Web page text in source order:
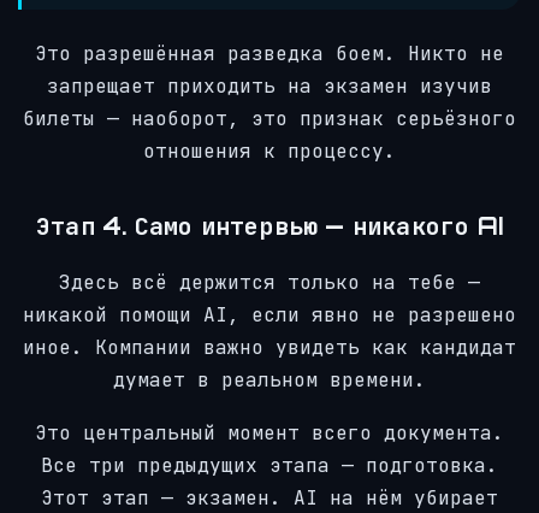
Это разрешённая разведка боем. Никто не
запрещает приходить на экзамен изучив
билеты — наоборот, это признак серьёзного
отношения к процессу.
Этап 4. Само интервью — никакого AI
Здесь всё держится только на тебе —
никакой помощи AI, если явно не разрешено
иное. Компании важно увидеть как кандидат
думает в реальном времени.
Это центральный момент всего документа.
Все три предыдущих этапа — подготовка.
Этот этап — экзамен. AI на нём убирает